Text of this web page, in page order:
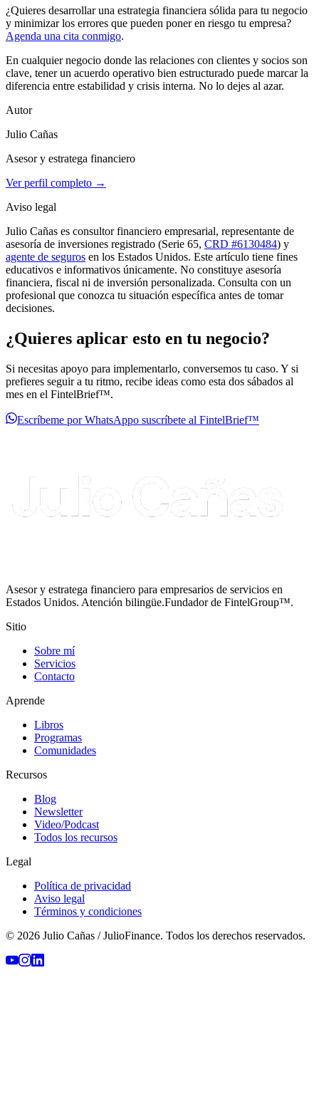
¿Quieres desarrollar una estrategia financiera sólida para tu negocio
y minimizar los errores que pueden poner en riesgo tu empresa?
Agenda una cita conmigo.
En cualquier negocio donde las relaciones con clientes y socios son
clave, tener un acuerdo operativo bien estructurado puede marcar la
diferencia entre estabilidad y crisis interna. No lo dejes al azar.
Autor
Julio Cañas
Asesor y estratega financiero
Ver perfil completo →
Aviso legal
Julio Cañas es consultor financiero empresarial, representante de
asesoría de inversiones registrado (Serie 65, CRD #6130484) y
agente de seguros en los Estados Unidos. Este artículo tiene fines
educativos e informativos únicamente. No constituye asesoría
financiera, fiscal ni de inversión personalizada. Consulta con un
profesional que conozca tu situación específica antes de tomar
decisiones.
¿Quieres aplicar esto en tu negocio?
Si necesitas apoyo para implementarlo, conversemos tu caso. Y si
prefieres seguir a tu ritmo, recibe ideas como esta dos sábados al
mes en el FintelBrief™.
Escríbeme por WhatsAppo suscríbete al FintelBrief™
Asesor y estratega financiero para empresarios de servicios en
Estados Unidos. Atención bilingüe.Fundador de FintelGroup™.
Sitio
Sobre mí
Servicios
Contacto
Aprende
Libros
Programas
Comunidades
Recursos
Blog
Newsletter
Video/Podcast
Todos los recursos
Legal
Política de privacidad
Aviso legal
Términos y condiciones
© 2026 Julio Cañas / JulioFinance. Todos los derechos reservados.